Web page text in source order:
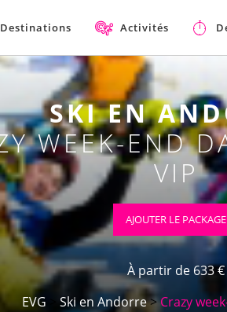
Destinations Activités
SKI EN
WEEK-END
VIP
AJOUTER LE PACKAGE
À partir de 633 €
EVG
Ski en Andorre>Crazy